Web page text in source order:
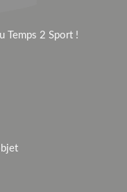
Temps 2 Sport !